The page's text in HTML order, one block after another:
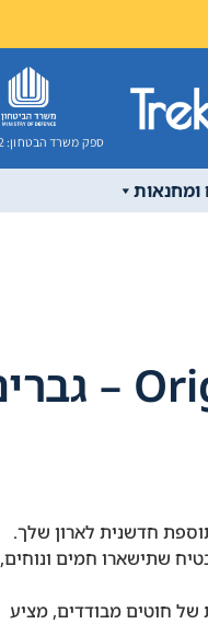
ספק משרד הבטחון: 11025542
ומחנאות
שתישארו חמים ונוחים,
של חוטים מבודדים, מציע